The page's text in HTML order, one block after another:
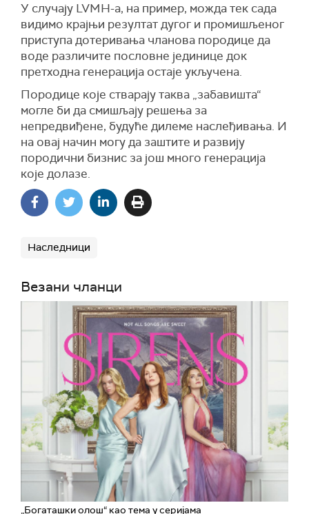
У случају LVMH-а, на пример, можда тек сада
видимо крајњи резултат дугог и промишљеног
приступа дотеривања чланова породице да
воде различите пословне јединице док
претходна генерација остаје укључена.
Породице које стварају таква „забавишта“
могле би да смишљају решења за
непредвиђене, будуће дилеме наслеђивања. И
на овај начин могуда заштите и развију
породични бизнис за још много генерација
које долазе.
Наследници
Везани чланци
„Богаташки олош“ као тема у серијама